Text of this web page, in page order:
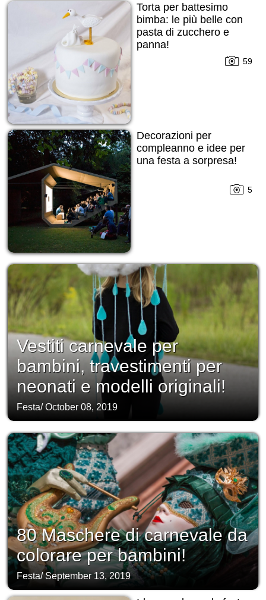
Torta per battesimo
bimba: le più belle con
pasta di zucchero e
panna!
59
Decorazioni per
compleanno e idee per
una festa a sorpresa!
5
Vestiti carnevale per
bambini, travestimenti per
neonati e modelli originali!
Festa/October 08, 2019
80 Maschere di carnevale da
colorare per bambini!
Festa/September 13, 2019